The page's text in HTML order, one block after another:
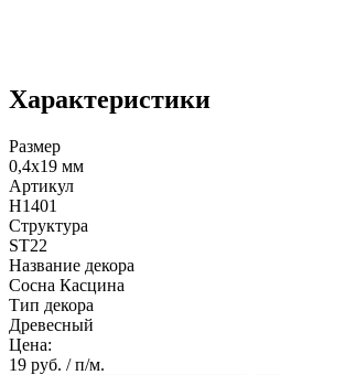
Характеристики
Размер
0,4х19 мм
Артикул
H1401
Структура
ST22
Название декора
Сосна Касцина
Тип декора
Древесный
Цена:
19 руб. / п/м.